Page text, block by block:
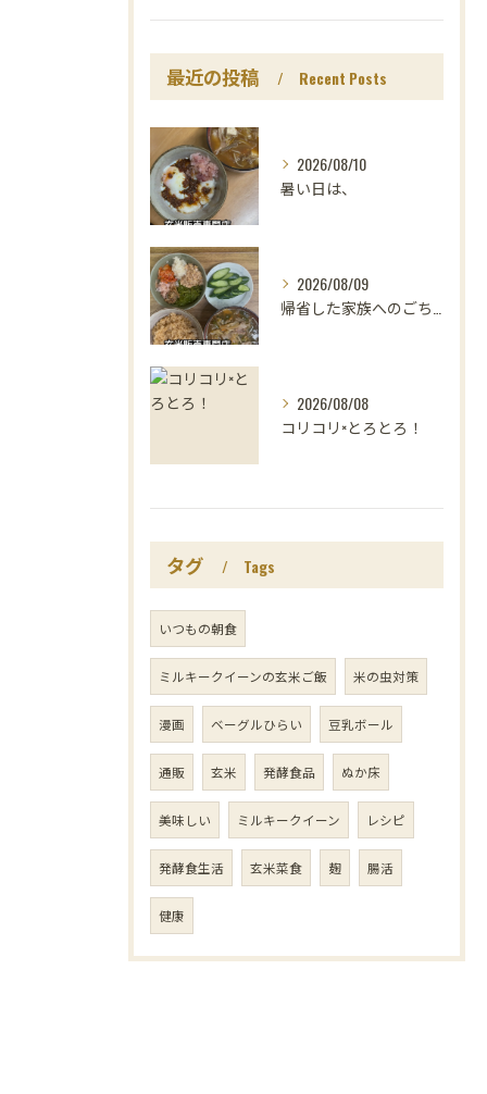
最近の投稿 Recent Posts
2026/08/10
暑い日は、
2026/08/09
帰省した家族へのごちそうは、
2026/08/08
コリコリ×とろとろ！
タグ Tags
いつもの朝食
ミルキークイーンの玄米ご飯 米の虫対策
漫画 ベーグルひらい 豆乳ボール
通販 玄米 発酵食品 ぬか床
美味しい ミルキークイーン レシピ
発酵食生活 玄米菜食 麹 腸活
健康